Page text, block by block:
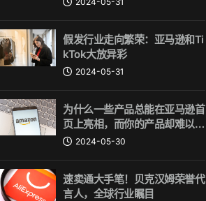
假发行业走向繁荣：亚马逊和Ti
kTok大放异彩
2024-05-31
为什么一些产品总能在亚马逊首
页上亮相，而你的产品却难以上
位？COSMO算法揭秘
2024-05-30
速卖通大手笔！贝克汉姆荣誉代
言人，全球行业瞩目